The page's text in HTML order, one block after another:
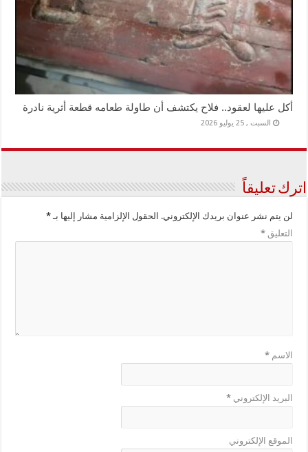
أكل عليها لعقود.. فلاح يكتشف أن طاولة طعامه قطعة أثرية نادرة
السبت , 25 يوليو 2026
اترك تعليقاً
لن يتم نشر عنوان بريدك الإلكتروني. الحقول الإلزامية مشار إليها بـ*
التعليق*
الاسم*
البريد الإلكتروني*
الموقع الإلكتروني